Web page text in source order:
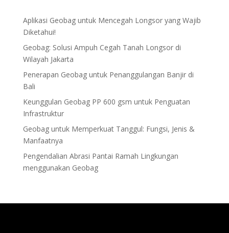
Aplikasi Geobag untuk Mencegah Longsor yang Wajib
Diketahui!
Geobag: Solusi Ampuh Cegah Tanah Longsor di
Wilayah Jakarta
Penerapan Geobag untuk Penanggulangan Banjir di
Bali
Keunggulan Geobag PP 600 gsm untuk Penguatan
Infrastruktur
Geobag untuk Memperkuat Tanggul: Fungsi, Jenis &
Manfaatnya
Pengendalian Abrasi Pantai Ramah Lingkungan
menggunakan Geobag